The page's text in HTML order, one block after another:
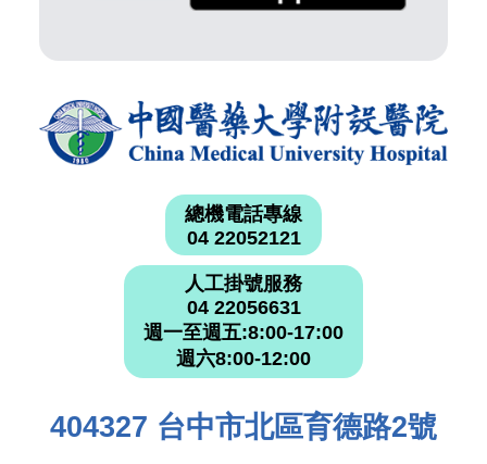
總機電話專線
04 22052121
人工掛號服務
04 22056631
週一至週五:8:00-17:00
週六8:00-12:00
404327 台中市北區育德路2號